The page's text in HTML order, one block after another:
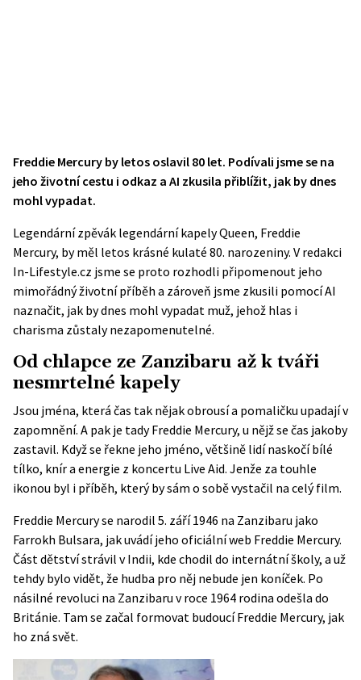
Freddie Mercury by letos oslavil 80 let. Podívali jsme se na
jeho životní cestu i odkaz a AI zkusila přiblížit, jak by dnes
mohl vypadat.
Legendární zpěvák legendární kapely Queen, Freddie
Mercury, by měl letos krásné kulaté 80. narozeniny. V redakci
In-Lifestyle.cz jsme se proto rozhodli připomenout jeho
mimořádný životní příběh a zároveň jsme zkusili pomocí AI
naznačit, jak by dnes mohl vypadat muž, jehož hlas i
charisma zůstaly nezapomenutelné.
Od chlapce ze Zanzibaru až k tváři
nesmrtelné kapely
Jsou jména, která čas tak nějak obrousí a pomaličku upadají v
zapomnění. A pak je tady Freddie Mercury, u nějž se čas jakoby
zastavil. Když se řekne jeho jméno, většině lidí naskočí bílé
tílko, knír a energie z koncertu Live Aid. Jenže za touhle
ikonou byl i příběh, který by sám o sobě vystačil na celý film.
Freddie Mercury se narodil 5. září 1946 na Zanzibaru jako
Farrokh Bulsara, jak uvádí jeho oficiální web Freddie Mercury.
Část dětství strávil v Indii, kde chodil do internátní školy, a už
tehdy bylo vidět, že hudba pro něj nebude jen koníček. Po
násilné revoluci na Zanzibaru v roce 1964 rodina odešla do
Británie. Tam se začal formovat budoucí Freddie Mercury, jak
ho zná svět.